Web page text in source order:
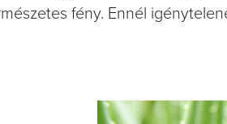
fény. Ennél